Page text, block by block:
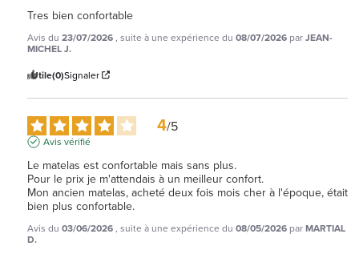
Tres bien confortable
Avis du 23/07/2026, suite à une expérience du 08/07/2026 parJEAN-
MICHEL J.
Utile(0)Signaler
4/5
Avis vérifié
Le matelas est confortable mais sans plus.
Pour le prix je m'attendais à un meilleur confort.
Mon ancien matelas, acheté deux fois mois cher à l'époque, était
bien plus confortable.
Avis du 03/06/2026, suite à une expérience du 08/05/2026 parMARTIAL
D.